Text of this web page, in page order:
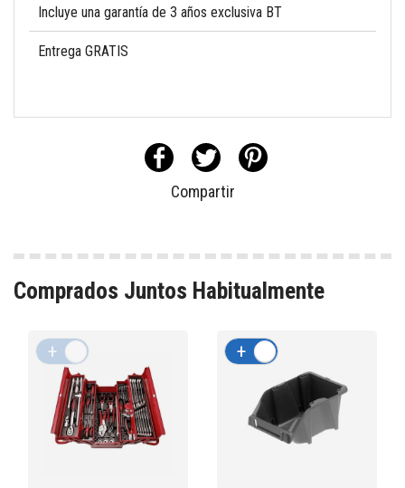
Incluye una garantía de 3 años exclusiva BT
Entrega GRATIS
Compartir
Comprados Juntos Habitualmente
+ +